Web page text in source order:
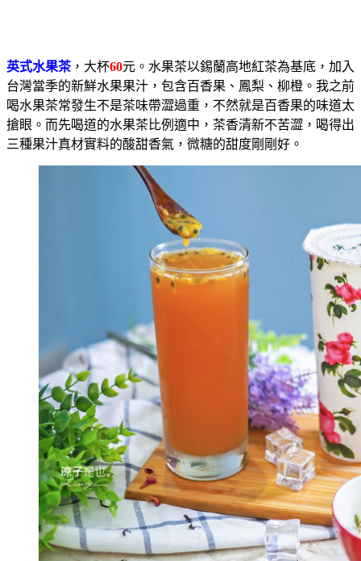
英式水果茶，大杯60元。水果茶以錫蘭高地紅茶為基底，加入
台灣當季的新鮮水果果汁，包含百香果、鳳梨、柳橙。我之前
喝水果茶常發生不是茶味帶澀過重，不然就是百香果的味道太
搶眼。而先喝道的水果茶比例適中，茶香清新不苦澀，喝得出
三種果汁真材實料的酸甜香氣，微糖的甜度剛剛好。